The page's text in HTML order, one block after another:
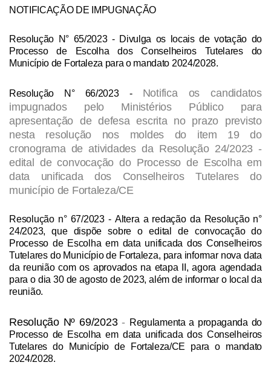
NOTIFICAÇÃO DE IMPUGNAÇÃO
Resolução N° 65/2023- Divulga os locais de votação do
Processo de Escolha dos Conselheiros Tutelares do
Município de Fortaleza para o mandato 2024/2028.
Resolução N° 66/2023- Notifica os candidatos
impugnados pelo Ministérios Público para
apresentação de defesa escrita no prazo previsto
nesta resolução nos moldes do item 19 do
cronograma de atividades da Resolução 24/2023 -
edital de convocação do Processo de Escolha em
data unificada dos Conselheiros Tutelares do
município de Fortaleza/CE
Resolução n° 67/2023- Altera a redação da Resolução n°
24/2023, que dispõe sobre o edital de convocação do
Processo de Escolha em data unificada dos Conselheiros
Tutelares do Município de Fortaleza, para informar nova data
da reunião com os aprovados na etapa II, agora agendada
para o dia 30 de agosto de 2023, além de informar o local da
reunião.
Resolução Nº 69/2023- Regulamenta a propaganda do
Processo de Escolha em data unificada dos Conselheiros
Tutelares do Município de Fortaleza/CE para o mandato
2024/2028.